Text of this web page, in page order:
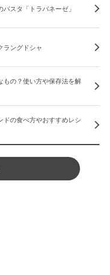
スタ「トラパネーゼ」
ラングドシャ
もの？使い方や保存法を解
の食べ方やおすすめレシ